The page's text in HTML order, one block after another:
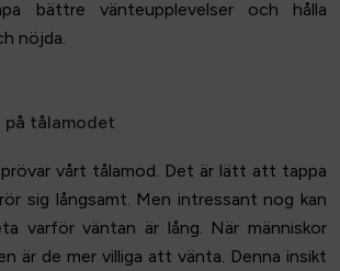
bättre vänteupplevelser och hålla
nöjda.
på tålamodet
vårt tålamod. Det är lätt att tappa
sig långsamt. Men intressant nog kan
varför väntan är lång. När människor
är de mer villiga att vänta. Denna insikt